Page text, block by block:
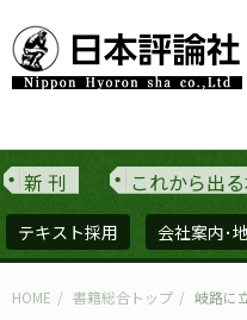
新 刊 これから出
テキスト採用 会社案内･
HOME 書籍総合トップ 岐路に